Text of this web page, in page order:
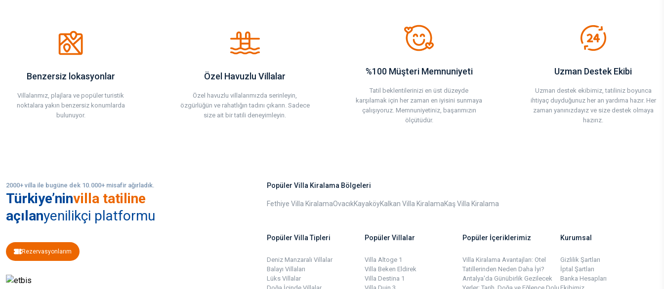
Benzersiz lokasyonlar
Villalarımız, plajlara ve popüler turistik
noktalara yakın benzersiz konumlarda
bulunuyor.
Özel Havuzlu Villalar
Özel havuzlu villalarımızda serinleyin,
özgürlüğün ve rahatlığın tadını çıkarın. Sadece
size ait bir tatili deneyimleyin.
%100 Müşteri Memnuniyeti
Tatil beklentilerinizi en üst düzeyde
karşılamak için her zaman en iyisini sunmaya
çalışıyoruz. Memnuniyetiniz, başarımızın
ölçütüdür.
Uzman Destek Ekibi
Uzman destek ekibimiz, tatiliniz boyunca
ihtiyaç duyduğunuz her an yardıma hazır. Her
zaman yanınızdayız ve size destek olmaya
hazırız.
2000+ villa ile bugüne dek 10.000+ misafir ağırladık.
Türkiye’ninvilla tatiline
açılanyenilikçi platformu
Rezervasyonlarım
Popüler Villa Kiralama Bölgeleri
Fethiye Villa KiralamaOvacıkKayaköyKalkan Villa KiralamaKaş Villa Kiralama
Popüler Villa Tipleri
Deniz Manzaralı Villalar
Balayı Villaları
Lüks Villalar
Popüler Villalar
Villa Altoge 1
Villa Beken Eldirek
Villa Destina 1
Popüler İçeriklerimiz
Villa Kiralama Avantajları: Otel
Tatillerinden Neden Daha İyi?
Antalya'da Günübirlik Gezilecek
Kurumsal
Gizlilik Şartları
İptal Şartları
Banka Hesapları